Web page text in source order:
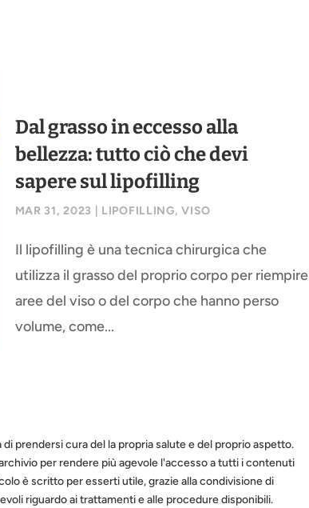
Dal grasso in eccesso alla
bellezza: tutto ciò che devi
sapere sul lipofilling
MAR 31, 2023 LIPOFILLING,VISO
Il lipofilling è una tecnica chirurgica che
utilizza il grasso del proprio corpo per riempire
aree del viso o del corpo che hanno perso
volume, come...
prendersi cura del la propria salute e del proprio aspetto.
per rendere più agevole l'accesso a tutti i contenuti
è scritto per esserti utile, grazie alla condivisione di
riguardo ai trattamenti e alle procedure disponibili.